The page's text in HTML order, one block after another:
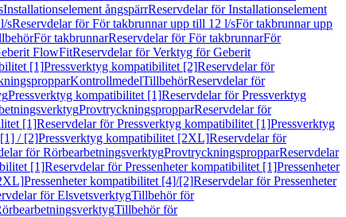
Installationselement ångspärrReservdelar för Installationselement
sReservdelar för För takbrunnar upp till 12 l/sFör takbrunnar upp
För takbrunnarReservdelar för För takbrunnarFör
FlowFitReservdelar för Verktyg för Geberit
[1]Pressverktyg kompatibilitet [2]Reservdelar för
KontrollmedelTillbehörReservdelar för
Pressverktyg kompatibilitet [1]Reservdelar för Pressverktyg
ProvtryckningspropparReservdelar för
[1]Reservdelar för Pressverktyg kompatibilitet [1]Pressverktyg
[1] / [2]Pressverktyg kompatibilitet [2XL]Reservdelar för
för RörbearbetningsverktygProvtryckningspropparReservdelar
[1]Reservdelar för Pressenheter kompatibilitet [1]Pressenheter
Pressenheter kompatibilitet [4]/[2]Reservdelar för Pressenheter
för ElsvetsverktygTillbehör för
Tillbehör för